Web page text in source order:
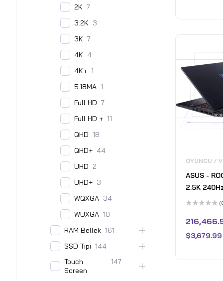
2K 7
3.2K 3
3K 7
4K 4
4K+ 1
5.18MA 1
Full HD 7
Full HD + 11
QHD 18
QHD+ 44
UHD 2
UHD+ 3
WQXGA 34
WUXGA 10
RAM Bellek 161
SSD Tipi 144
Touch
Screen
147
OYUNCU /
ASUS -
2.5K
Laptop -
RAM -
RTX 5070
üzerinden
0
aldı
$3,679.99